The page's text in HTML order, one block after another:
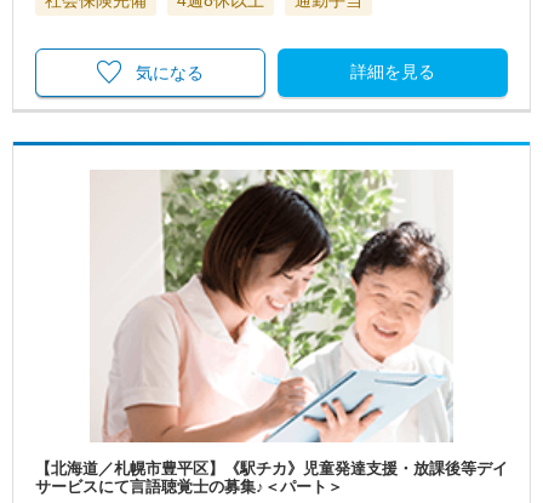
詳細を見る
気になる
【北海道／札幌市豊平区】《駅チカ》児童発達支援・放課後等デイ
サービスにて言語聴覚士の募集♪＜パート＞